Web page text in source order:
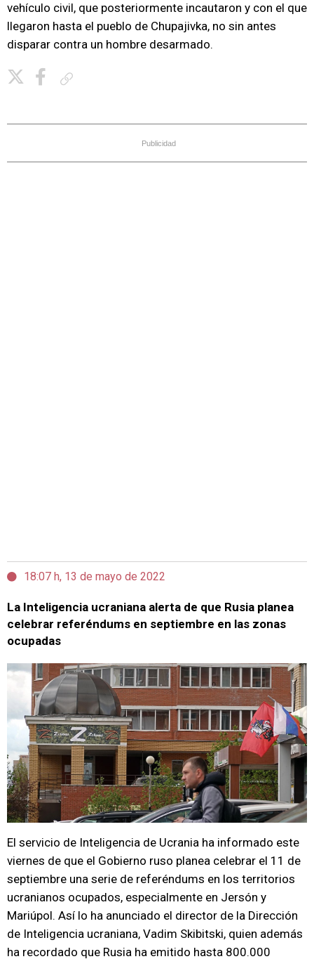
vehículo civil, que posteriormente incautaron y con el que
llegaron hasta el pueblo de Chupajivka, no sin antes
disparar contra un hombre desarmado.
Publicidad
18:07 h, 13 de mayo de 2022
La Inteligencia ucraniana alerta de que Rusia planea
celebrar referéndums en septiembre en las zonas
ocupadas
El servicio de Inteligencia de Ucrania ha informado este
viernes de que el Gobierno ruso planea celebrar el 11 de
septiembre una serie de referéndums en los territorios
ucranianos ocupados, especialmente en Jersón y
Mariúpol. Así lo ha anunciado el director de la Dirección
de Inteligencia ucraniana, Vadim Skibitski, quien además
ha recordado que Rusia ha emitido hasta 800.000